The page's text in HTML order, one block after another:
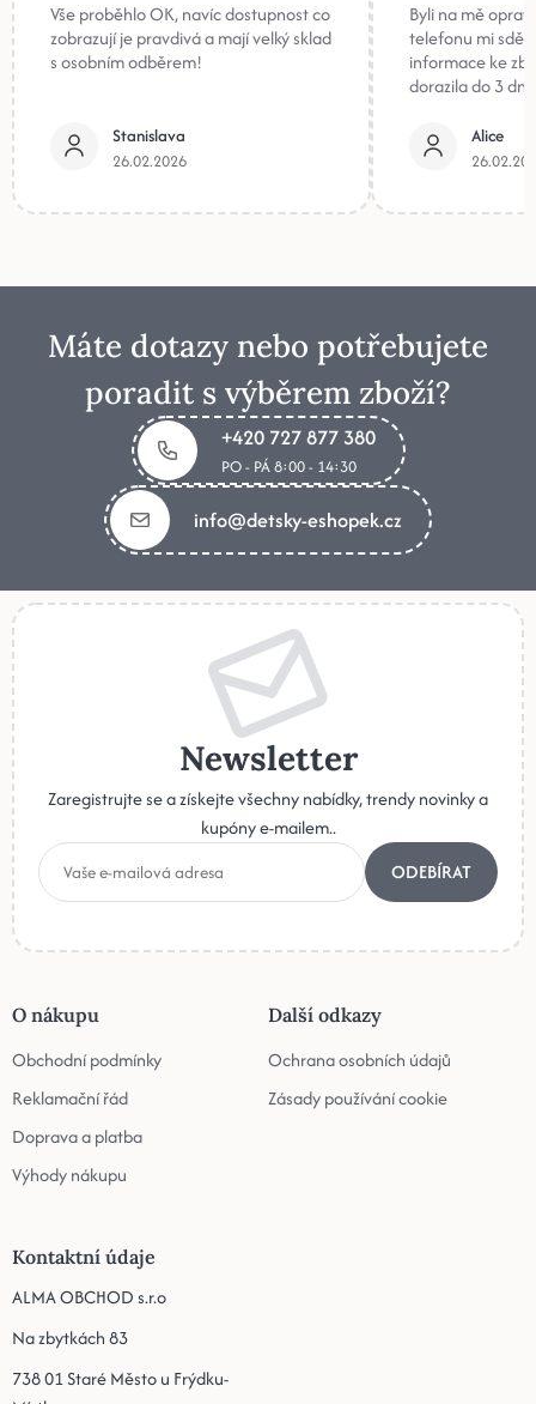
Vše proběhlo OK, navíc dostupnost co
zobrazují je pravdivá a mají velký sklad
s osobním odběrem!
Stanislava
26.02.2026
Byli na mě
telefonu mi
informace ke
dorazila do 3
Alice
Máte dotazy nebo potřebujete
poradit s výběrem zboží?
+420 727 877 380
PO - PÁ 8:00 - 14:30
info@detsky-eshopek.cz
Newsletter
Zaregistrujte se a získejte všechny nabídky, trendy novinky a
kupóny e-mailem..
ODEBÍRAT
O nákupu
Obchodní podmínky
Reklamační řád
Doprava a platba
Výhody nákupu
Další odkazy
Ochrana osobních údajů
Zásady používání cookie
Kontaktní údaje
ALMA OBCHOD s.r.o
Na zbytkách 83
738 01 Staré Město u Frýdku-